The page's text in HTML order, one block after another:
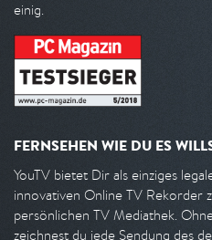
einig.
FERNSEHEN WIE DU ES
YouTV bietet Dir als einziges
innovativen Online TV Rekorder
persönlichen TV Mediathek.
zeichnest du jede Sendung des